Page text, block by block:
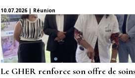
10.07.2026 | Réunion
Le GHER renforce son offre de